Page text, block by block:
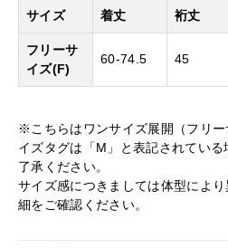
サイズ 着丈 裄丈
フリーサ
イズ(F)
60-74.5 45
※こちらはワンサイズ展開（フリ
イズタグは「M」と表記されてい
了承ください。
サイズ感につきましては体型によ
細をご確認ください。